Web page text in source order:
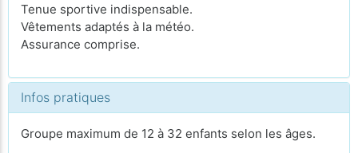
Tenue sportive indispensable.
Vêtements adaptés à la météo.
Assurance comprise.
Infos pratiques
Groupe maximum de 12 à 32 enfants selon les âges.